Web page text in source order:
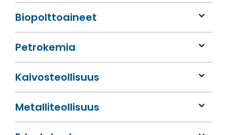
Bio­polttoaineet
Petrokemia
Kaivos­teollisuus
Metalli­teollisuus